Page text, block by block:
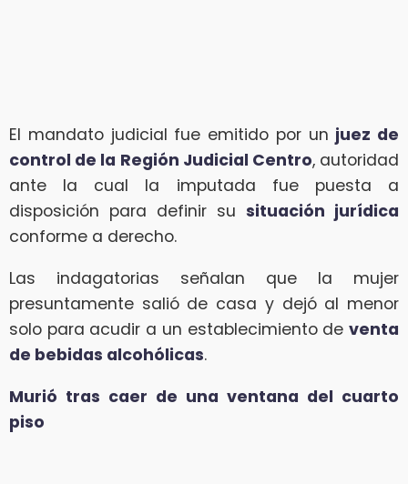
El mandato judicial fue emitido por un juez de
control de la Región Judicial Centro, autoridad
ante la cual la imputada fue puesta a
disposición para definir su situación jurídica
conforme a derecho.
Las indagatorias señalan que la mujer
presuntamente salió de casa y dejó al menor
solo para acudir a un establecimiento de venta
de bebidas alcohólicas.
Murió tras caer de una ventana del cuarto
piso